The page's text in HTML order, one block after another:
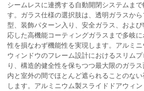
シームレスに連携する自動開閉システムま
す。ガラス仕様の選択肢は、透明ガラスか
型、装飾パターン入り、安全ガラス、およ
応した高機能コーティングガラスまで多岐
性を損なわず機能性を実現します。アルミ
ウィンドウのフレーム設計におけるスリム
り、構造的健全性を保ちつつ最大限のガラ
内と室外の間でほとんど遮られることのな
します。アルミニウム製スライドドアウィ